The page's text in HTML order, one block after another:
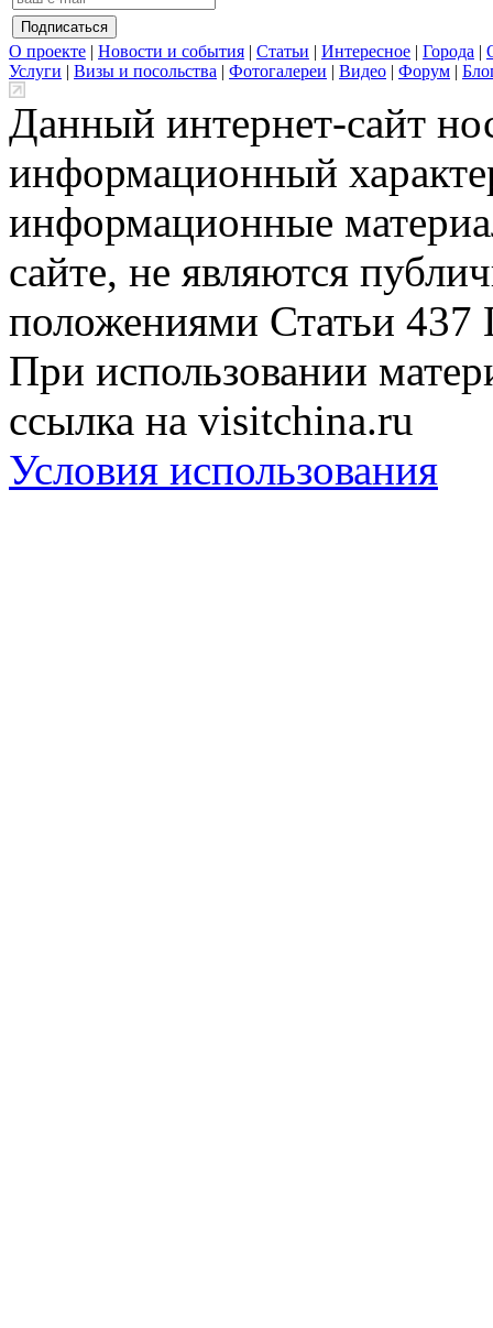
О проекте | Новости и события | Статьи | Интересное | Города |
Услуги | Визы и посольства | Фотогалереи | Видео | Форум |
Данный интернет-сайт
информационный
информационные
сайте, не являются
положениями Статьи 437
При использовании
ссылка на visitchina.ru
Условия использования